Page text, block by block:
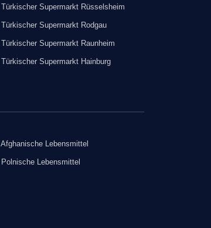
Türkischer Supermarkt Rüsselsheim
Türkischer Supermarkt Rodgau
Türkischer Supermarkt Raunheim
Türkischer Supermarkt Hainburg
Afghanische Lebensmittel
Polnische Lebensmittel